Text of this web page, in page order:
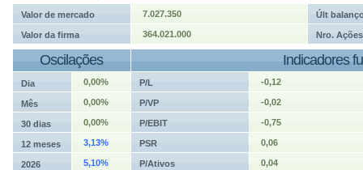
Valor de mercado 7.027.350 Últ
Valor da firma 364.021.000 Nro. Ações
Oscilações Indicadores
Dia 0,00% P/L -0,12
Mês 0,00% P/VP -0,02
30 dias 0,00% P/EBIT -0,75
12 meses 3,13% PSR 0,06
2026 5,10% P/Ativos 0,04